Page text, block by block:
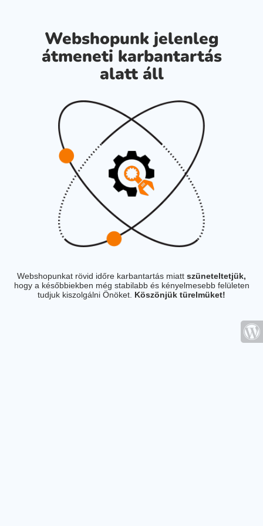
Webshopunk jelenleg
átmeneti karbantartás
alatt áll
Webshopunkat rövid időre karbantartás miatt szüneteltetjük,
hogy a későbbiekben még stabilabb és kényelmesebb felületen
tudjuk kiszolgálni Önöket. Köszönjük türelmüket!